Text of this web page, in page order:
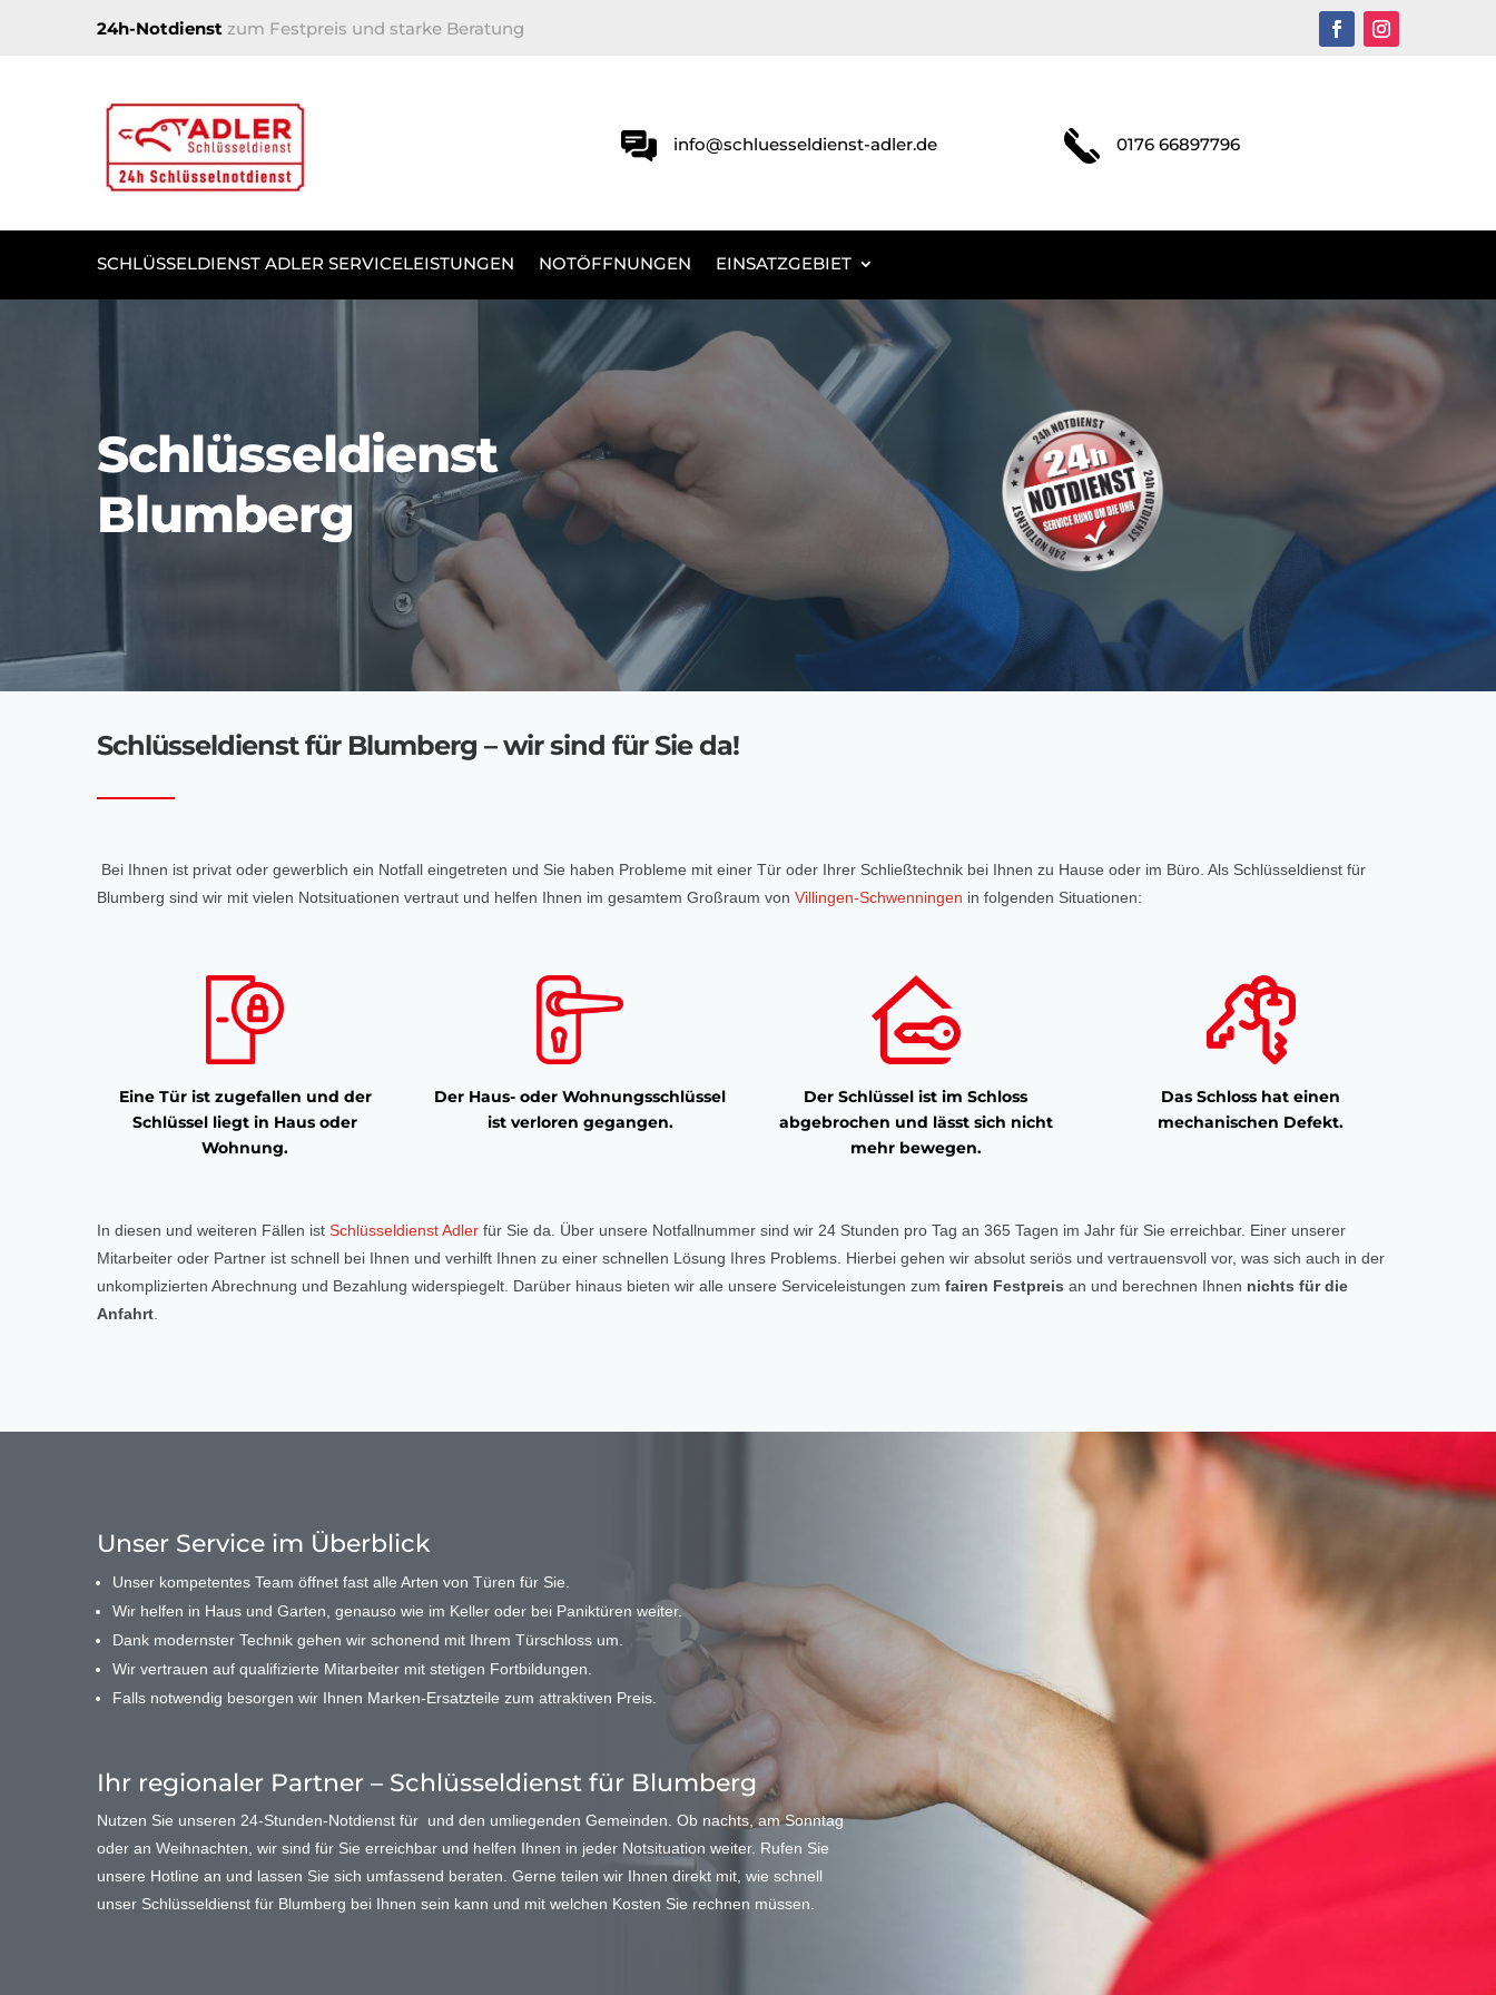
24h-Notdienst zum Festpreis und starke Beratung
info@schluesseldienst-adler.de 0176 66897796
SCHLÜSSELDIENST ADLER SERVICELEISTUNGEN NOTÖFFNUNGEN EINSATZGEBIET
Schlüsseldienst
Blumberg
Schlüsseldienst für Blumberg – wir sind für Sie da!
Bei Ihnen ist privat oder gewerblich ein Notfall eingetreten und Sie haben Probleme mit einer Tür oder Ihrer Schließtechnik bei Ihnen zu Hause oder im Büro. Als Schlüsseldienst für
Blumberg sind wir mit vielen Notsituationen vertraut und helfen Ihnen im gesamtem Großraum von Villingen-Schwenningen in folgenden Situationen:
Eine Tür ist zugefallen und der
Schlüssel liegt in Haus oder
Wohnung.
Der Haus- oder Wohnungsschlüssel
ist verloren gegangen.
Der Schlüssel ist im Schloss
abgebrochen und lässt sich nicht
mehr bewegen.
Das Schloss hat einen
mechanischen Defekt.
In diesen und weiteren Fällen ist Schlüsseldienst Adler für Sie da. Über unsere Notfallnummer sind wir 24 Stunden pro Tag an 365 Tagen im Jahr für Sie erreichbar. Einer unserer
Mitarbeiter oder Partner ist schnell bei Ihnen und verhilft Ihnen zu einer schnellen Lösung Ihres Problems. Hierbei gehen wir absolut seriös und vertrauensvoll vor, was sich auch in der
unkomplizierten Abrechnung und Bezahlung widerspiegelt. Darüber hinaus bieten wir alle unsere Serviceleistungen zum fairen Festpreis an und berechnen Ihnen nichts für die
Anfahrt
Unser Service im Überblick
Unser kompetentes Team öffnet fast alle Arten von Türen für Sie.
Wir helfen in Haus und Garten, genauso wie im Keller oder bei Paniktüren weiter.
Dank modernster Technik gehen wir schonend mit Ihrem Türschloss um.
Wir vertrauen auf qualifizierte Mitarbeiter mit stetigen Fortbildungen.
Falls notwendig besorgen wir Ihnen Marken-Ersatzteile zum attraktiven Preis.
Ihr regionaler Partner – Schlüsseldienst für Blumberg
Nutzen Sie unseren 24-Stunden-Notdienst für und den umliegenden Gemeinden. Ob nachts, am Sonntag
oder an Weihnachten, wir sind für Sie erreichbar und helfen Ihnen in jeder Notsituation weiter. Rufen Sie
unsere Hotline an und lassen Sie sich umfassend beraten. Gerne teilen wir Ihnen direkt mit, wie schnell
unser Schlüsseldienst für Blumberg bei Ihnen sein kann und mit welchen Kosten Sie rechnen müssen.